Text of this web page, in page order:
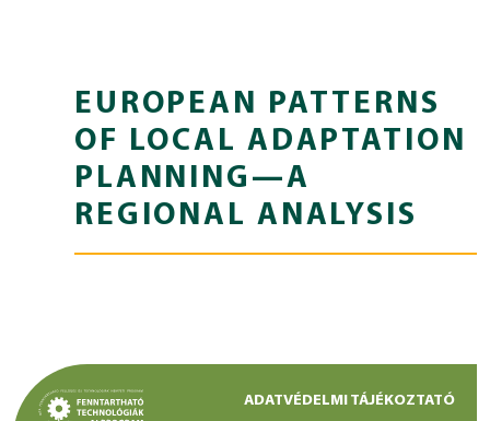
EUROPEAN PATTERNS
OF LOCAL ADAPTATION
PLANNING—A
REGIONAL ANALYSIS
ADATVÉDELMI TÁJÉKOZTATÓ